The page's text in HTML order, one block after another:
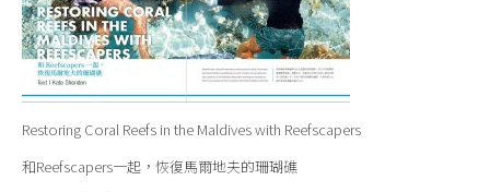
Restoring Coral Reefs in the Maldives with Reefscapers
和Reefscapers一起，恢復馬爾地夫的珊瑚礁